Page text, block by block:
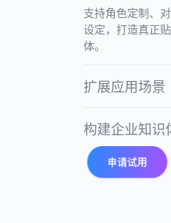
支持角色定制、
设定，打造真正
体。
扩展应用场景
构建企业知识